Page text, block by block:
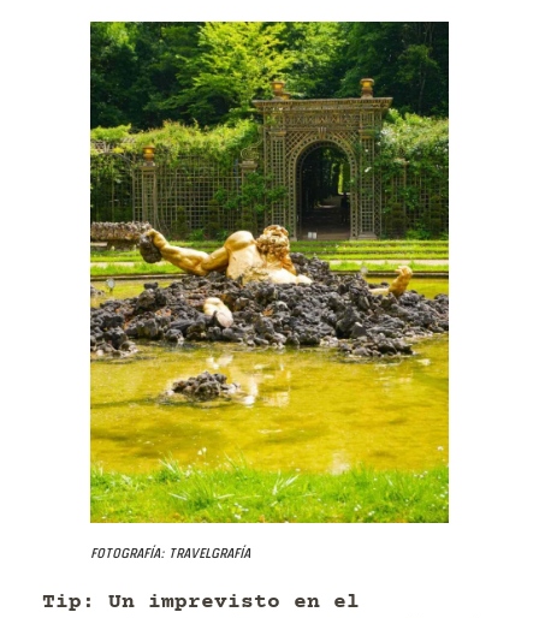
Fotografía: Travelgrafía
Tip: Un imprevisto en el